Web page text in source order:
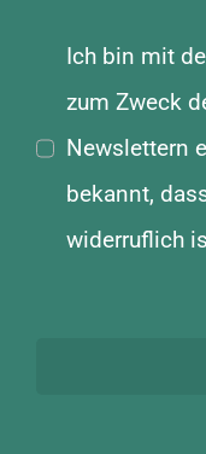
Ich bin mit
zum Zweck
Newslettern
bekannt,
widerruflich